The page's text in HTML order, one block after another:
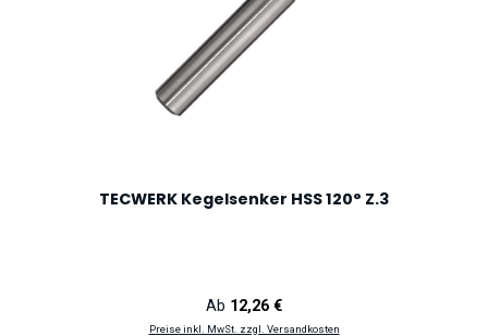
TECWERK Kegelsenker HSS 120° Z.3
Regulärer Preis:
Ab 12,26 €
Preise inkl. MwSt. zzgl. Versandkosten